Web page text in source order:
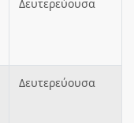
Δευτερεύουσα
Δευτερεύουσα